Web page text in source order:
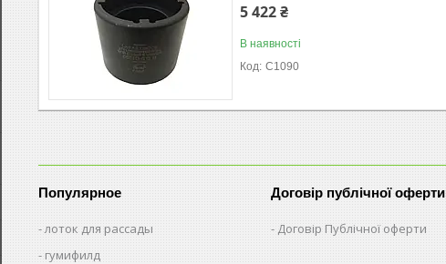
5 422 ₴
В наявності
C1090
Популярное
лоток для рассады
гумифилд
Договір публічної оферти
Договір Публічної оферти